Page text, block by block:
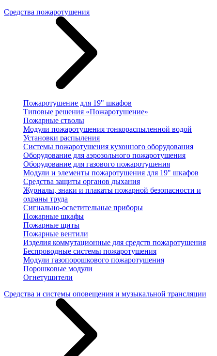
Средства пожаротушения
Пожаротушение для 19" шкафов
Типовые решения «Пожаротушение»
Пожарные стволы
Модули пожаротушения тонкораспыленной водой
Установки распыления
Системы пожаротушения кухонного оборудования
Оборудование для аэрозольного пожаротушения
Оборудование для газового пожаротушения
Модули и элементы пожаротушения для 19" шкафов
Средства защиты органов дыхания
Журналы, знаки и плакаты пожарной безопасности и
охраны труда
Сигнально-осветительные приборы
Пожарные шкафы
Пожарные щиты
Пожарные вентили
Изделия коммутационные для средств пожаротушения
Беспроводные системы пожаротушения
Модули газопорошкового пожаротушения
Порошковые модули
Огнетушители
Средства и системы оповещения и музыкальной трансляции